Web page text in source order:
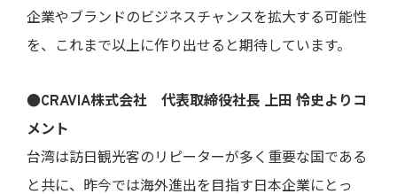
企業やブランドのビジネスチャンスを拡大する可能性
を、これまで以上に作り出せると期待しています。
●CRAVIA株式会社 代表取締役社長 上田 怜史よりコ
メント
台湾は訪日観光客のリピーターが多く重要な国である
と共に、昨今では海外進出を目指す日本企業にとっ